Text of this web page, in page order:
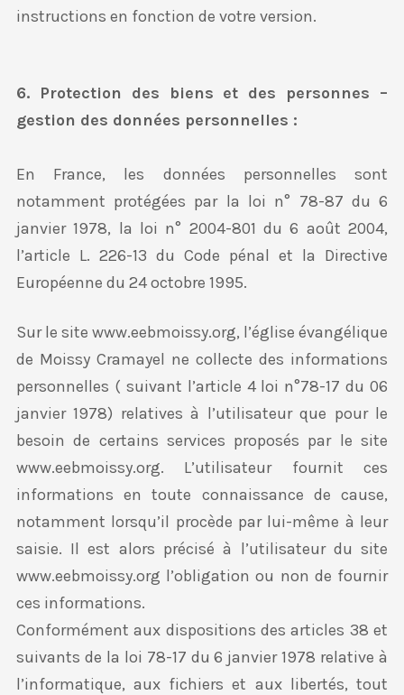
instructions en fonction de votre version.
6. Protection des biens et des personnes –
gestion des données personnelles :
En France, les données personnelles sont
notamment protégées par la loi n° 78-87 du 6
janvier 1978, la loi n° 2004-801 du 6 août 2004,
l’article L. 226-13 du Code pénal et la Directive
Européenne du 24 octobre 1995.
Sur le site www.eebmoissy.org, l’église évangélique
de Moissy Cramayel ne collecte des informations
personnelles ( suivant l’article 4 loi n°78-17 du 06
janvier 1978) relatives à l’utilisateur que pour le
besoin de certains services proposés par le site
www.eebmoissy.org. L’utilisateur fournit ces
informations en toute connaissance de cause,
notamment lorsqu’il procède par lui-même à leur
saisie. Il est alors précisé à l’utilisateur du site
www.eebmoissy.org l’obligation ou non de fournir
ces informations.
Conformément aux dispositions des articles 38 et
suivants de la loi 78-17 du 6 janvier 1978 relative à
l’informatique, aux fichiers et aux libertés, tout